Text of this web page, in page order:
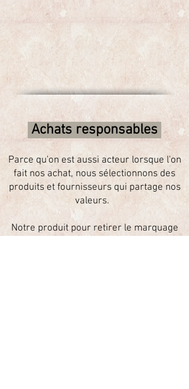
Achats responsables
Parce qu'on est aussi acteur lorsque l'on
fait nos achat, nous sélectionnons des
produits et fournisseurs qui partage nos
valeurs.
Notre produit pour retirer le marquage